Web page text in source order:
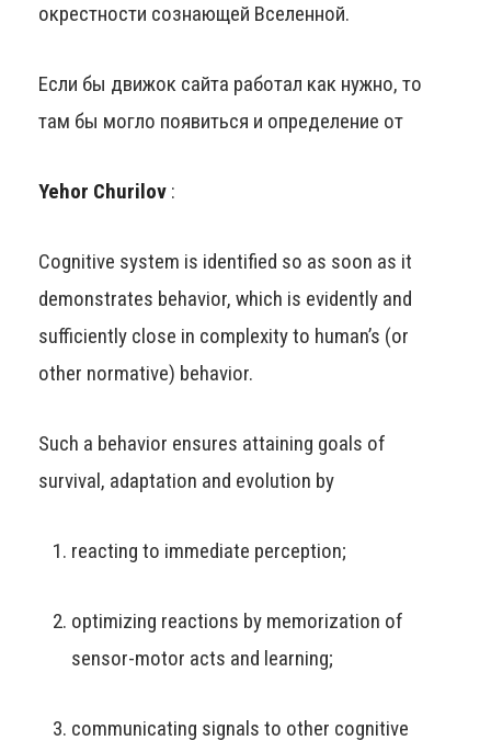
окрестности сознающей Вселенной.
Если бы движок сайта работал как нужно, то
там бы могло появиться и определение от
Yehor Churilov :
Cognitive system is identified so as soon as it
demonstrates behavior, which is evidently and
sufficiently close in complexity to human’s (or
other normative) behavior.
Such a behavior ensures attaining goals of
survival, adaptation and evolution by
reacting to immediate perception;
optimizing reactions by memorization of
sensor-motor acts and learning;
communicating signals to other cognitive